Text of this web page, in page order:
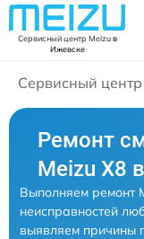
Сервисный центр Meizuв
Ижевске
Сервисный центр
Ремонт
Meizu X8
Выполняем ремонт
неисправностей
выявляем причины